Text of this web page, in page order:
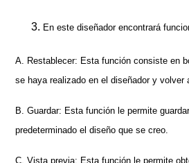
En este diseñador encontrará
A. Restablecer: Esta función consiste en
se haya realizado en el diseñador y volver
B. Guardar: Esta función le permite
predeterminado el diseño que se creo.
C. Vista previa: Esta función le permite